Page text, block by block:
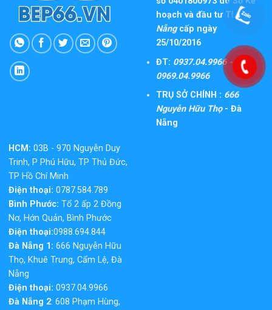
hoạch và đầu tư TPĐà
Nẵngcấp ngày
25/10/2016
ĐT: 0937.04.9966 -
0969.04.9966
TRỤ SỞ CHÍNH : 666
Nguyễn Hữu Thọ- Đà
Nẵng
HCM: 03B - 970 Nguyễn Duy
Trinh, P Phú Hữu, TP Thủ Đức,
TP Hồ Chí Minh
Điện thoại: 0787.584.789
Bình Phước: Tổ 2 ấp 2 Đồng
Nơ, Hớn Quản, Bình Phước
Điện thoại:0988.694.844
Đà Nẵng 1: 666 Nguyễn Hữu
Thọ, Khuê Trung, Cẩm Lệ, Đà
Nẵng
Điện thoại: 0937.04.9966
Đà Nẵng 2: 608 Phạm Hùng,